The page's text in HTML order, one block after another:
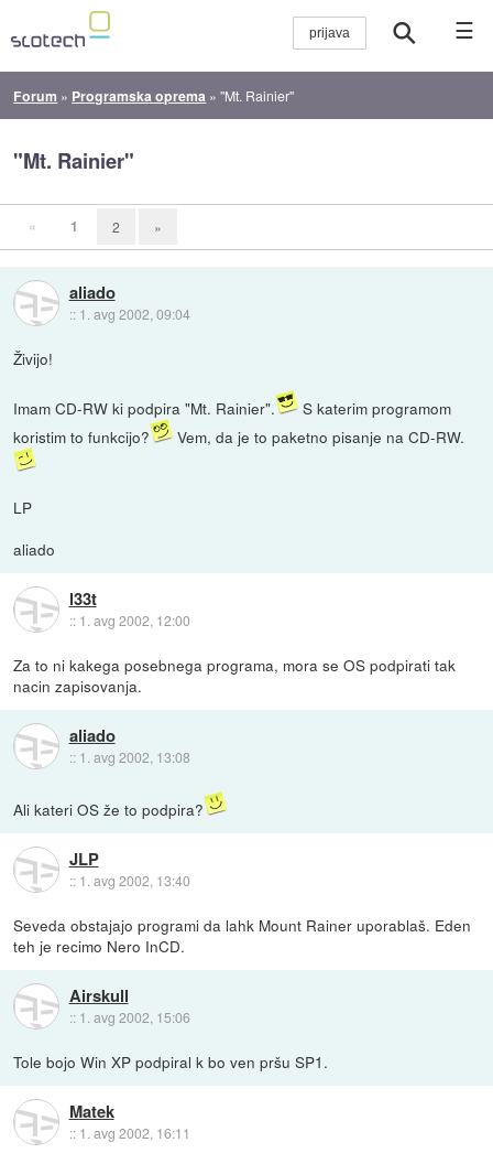
☰
Forum » Programska oprema »"Mt. Rainier"
"Mt. Rainier"
« 1 2 »
aliado
:: 1. avg 2002, 09:04
Živijo!
Imam CD-RW ki podpira "Mt. Rainier".
S katerim programom
koristim to funkcijo?
Vem, da je to paketno pisanje na CD-RW.
LP
aliado
l33t
:: 1. avg 2002, 12:00
Za to ni kakega posebnega programa, mora se OS podpirati tak
nacin zapisovanja.
aliado
:: 1. avg 2002, 13:08
Ali kateri OS že to podpira?
JLP
:: 1. avg 2002, 13:40
Seveda obstajajo programi da lahk Mount Rainer uporablaš. Eden
teh je recimo Nero InCD.
Airskull
:: 1. avg 2002, 15:06
Tole bojo Win XP podpiral k bo ven pršu SP1.
Matek
:: 1. avg 2002, 16:11